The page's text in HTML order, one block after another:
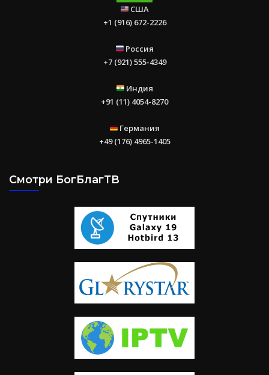
США
+1 (916) 672-2226
Россия
+7 (921) 555-4349
Индия
+91 (11) 4054-8270
Германия
+49 (176) 4965-1405
Смотри БогБлагТВ